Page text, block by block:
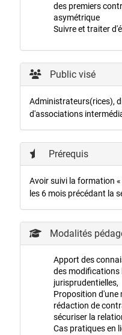
des premiers
asymétrique
Suivre et traiter
Public visé
Administrateurs(rices),
d'associations
Prérequis
Avoir suivi la formation
les 6 mois précédant la
Modalités
Apport des
des modifications
jurisprudentielles,
Proposition d'une
rédaction de
sécuriser la
Cas pratiques en